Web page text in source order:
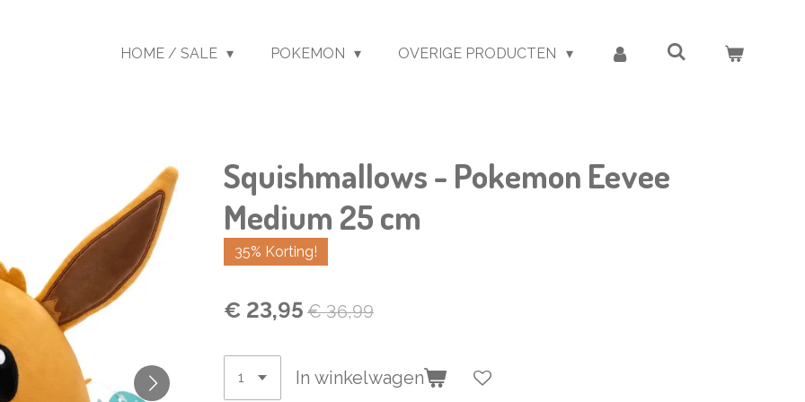
HOME / SALE POKEMON OVERIGE PRODUCTEN
Squishmallows - Pokemon Eevee
Medium 25 cm
35% Korting!
€ 23,95 € 36,99
In winkelwagen